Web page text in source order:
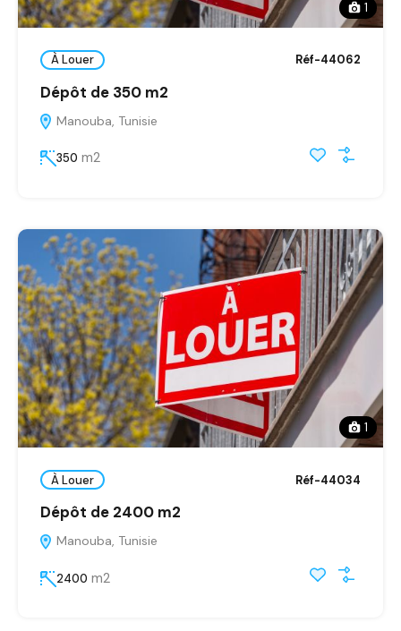
1
À Louer Réf-44062
Dépôt de 350 m2
Manouba, Tunisie
350 m2
1
À Louer Réf-44034
Dépôt de 2400 m2
Manouba, Tunisie
2400 m2